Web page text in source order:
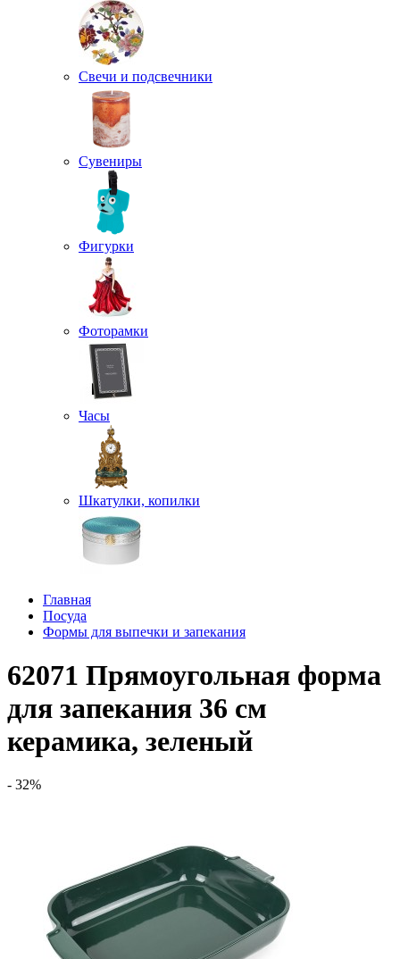
Свечи и подсвечники
Сувениры
Фигурки
Фоторамки
Часы
Шкатулки, копилки
Главная
Посуда
Формы для выпечки и запекания
62071 Прямоугольная форма
для запекания 36 см
керамика, зеленый
- 32%